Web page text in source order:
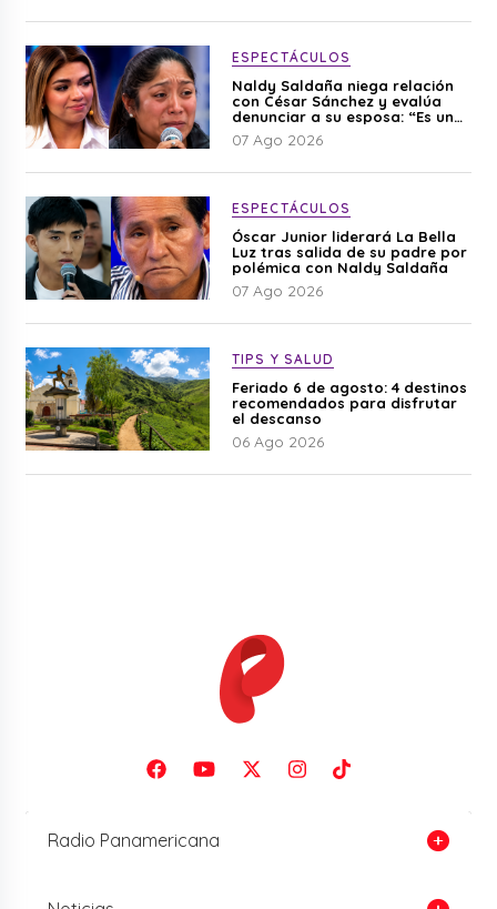
ESPECTÁCULOS
Naldy Saldaña niega relación
con César Sánchez y evalúa
denunciar a su esposa: “Es una
difamación”
07 Ago 2026
ESPECTÁCULOS
Óscar Junior liderará La Bella
Luz tras salida de su padre por
polémica con Naldy Saldaña
07 Ago 2026
TIPS Y SALUD
Feriado 6 de agosto: 4 destinos
recomendados para disfrutar
el descanso
06 Ago 2026
Radio Panamericana